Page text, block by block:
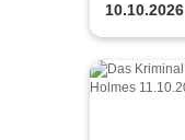
10.10.2026